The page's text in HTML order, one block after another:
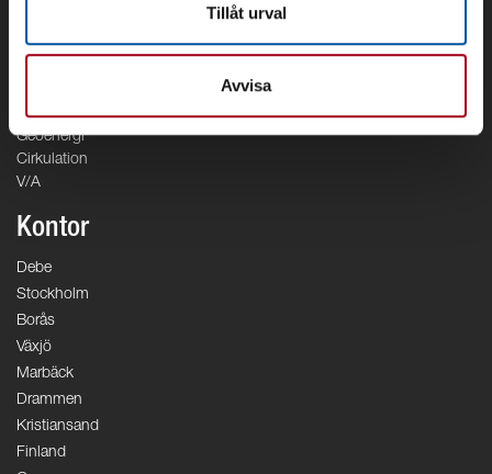
Tillåt urval
Avvisa
Områden
Vattenrening
Geoenergi
Cirkulation
V/A
Kontor
Debe
Stockholm
Borås
Växjö
Marbäck
Drammen
Kristiansand
Finland